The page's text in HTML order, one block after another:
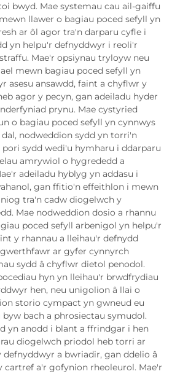
bwyd. Mae systemau cau ail-gaiffu
llawer o bagiau poced sefyll yn
ar ôl agor tra'n darparu cyfle i
yn helpu'r defnyddwyr i reoli'r
Mae'r opsiynau tryloyw neu
mewn bagiau poced sefyll yn
asesu ansawdd, faint a chyflwr y
agor y pecyn, gan adeiladu hyder
prynu. Mae cystyried
o bagiau poced sefyll yn cynnwys
nodweddion sydd yn torri'n
sydd wedi'u hymharu i ddarparu
amrywiol o hygrededd a
adeiladu hyblyg yn addasu i
gan ffitio'n effeithlon i mewn
tra'n cadw diogelwch y
Mae nodweddion dosio a rhannu
poced sefyll arbenigol yn helpu'r
y rhannau a lleihau'r defnydd
ar gyfer cynnyrch
sydd â chyflwr dietol penodol.
hyn yn lleihau'r brwdfrydiau
hen, neu unigolion â llai o
storio cympact yn gwneud eu
bach a phrosiectau symudol.
yn anodd i blant a ffrindgar i hen
diogelwch priodol heb torri ar
a bwriadir, gan ddelio â
a'r gofynion rheoleurol. Mae'r